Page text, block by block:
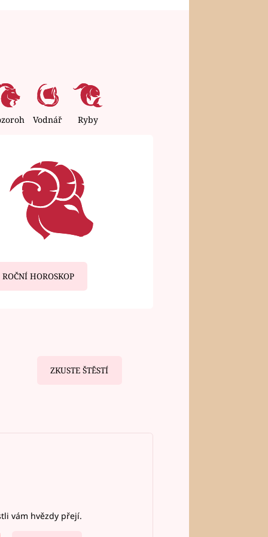
Vodnář Ryby
ROČNÍ HOROSKOP
ZKUSTE ŠTĚSTÍ
vám hvězdy přejí.